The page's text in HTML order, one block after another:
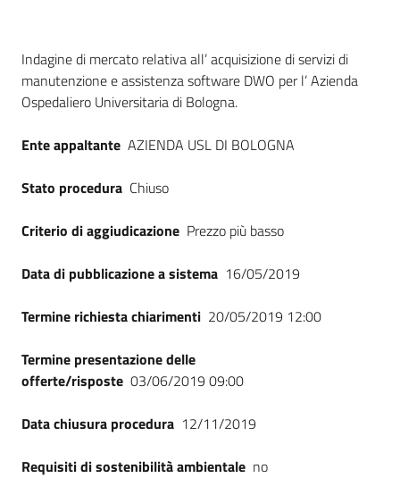
Dati del bando
Indagine di mercato relativa all’ acquisizione di servizi di
manutenzione e assistenza software DWO per l’ Azienda
Ospedaliero Universitaria di Bologna.
Ente appaltante AZIENDA USL DI BOLOGNA
Stato procedura Chiuso
Criterio di aggiudicazione Prezzo più basso
Data di pubblicazione a sistema 16/05/2019
Termine richiesta chiarimenti 20/05/2019 12:00
Termine presentazione delle
offerte/risposte 03/06/2019 09:00
Data chiusura procedura 12/11/2019
Requisiti di sostenibilità ambientale no